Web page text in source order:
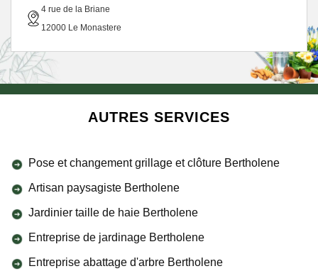
4 rue de la Briane
12000 Le Monastere
AUTRES SERVICES
Pose et changement grillage et clôture Bertholene
Artisan paysagiste Bertholene
Jardinier taille de haie Bertholene
Entreprise de jardinage Bertholene
Entreprise abattage d'arbre Bertholene